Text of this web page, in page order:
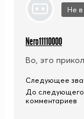
Не в
Nero11110000
Во, это
Следующее
До следующего
комментариев